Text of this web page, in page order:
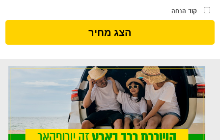
קוד הנחה
הצג מחיר